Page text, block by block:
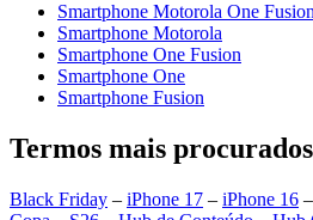
Smartphone Motorola One Fusion
Smartphone Motorola
Smartphone One Fusion
Smartphone One
Smartphone Fusion
Termos mais procurados
Black Friday – iPhone 17 – iPhone 16 –